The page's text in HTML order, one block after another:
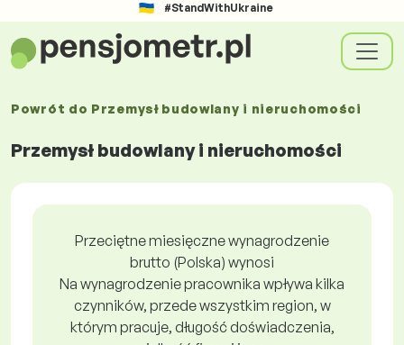
#StandWithUkraine
Powrót do Przemysł budowlany i nieruchomości
Przemysł budowlany i nieruchomości
Przeciętne miesięczne wynagrodzenie
brutto (Polska) wynosi
Na wynagrodzenie pracownika wpływa kilka
czynników, przede wszystkim region, w
którym pracuje, długość doświadczenia,